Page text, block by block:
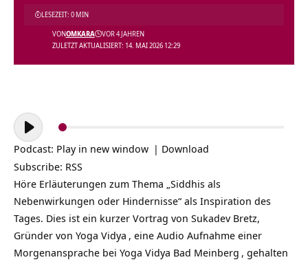
ZULETZT AKTUALISIERT: 14. MAI 2026 12:29
VONOMKARA VOR 4 JAHREN
LESEZEIT: 0 MIN
Audio-
Player
Podcast: Play in new window | Download
Subscribe: RSS
Höre Erläuterungen zum Thema „Siddhis als
Nebenwirkungen oder Hindernisse“ als Inspiration des
Tages. Dies ist ein kurzer Vortrag von Sukadev Bretz,
Gründer von Yoga Vidya , eine Audio Aufnahme einer
Morgenansprache bei Yoga Vidya Bad Meinberg , gehalten